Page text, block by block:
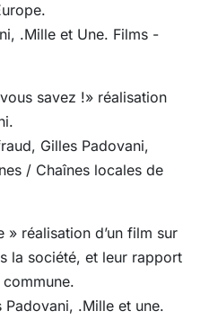
.Mille et Une. Films -
savez !» réalisation
Gilles Padovani,
/ Chaînes locales de
» réalisation d’un film sur
la société, et leur rapport
.Mille et une.